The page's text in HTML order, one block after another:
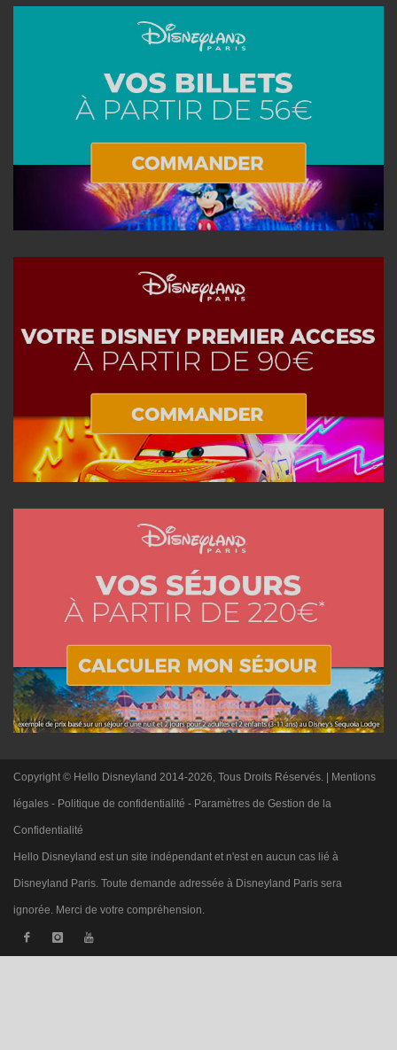
Copyright © Hello Disneyland 2014-2026, Tous Droits Réservés. | Mentions
légales - Politique de confidentialité - Paramètres de Gestion de la
Confidentialité
Hello Disneyland est un site indépendant et n'est en aucun cas lié à
Disneyland Paris. Toute demande adressée à Disneyland Paris sera
ignorée. Merci de votre compréhension.